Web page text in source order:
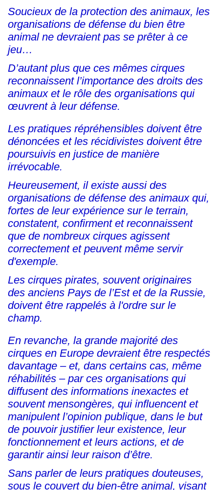
Soucieux de la protection des animaux, les
organisations de défense du bien être
animal ne devraient pas se prêter à ce
jeu…
D’autant plus que ces mêmes cirques
reconnaissent l’importance des droits des
animaux et le rôle des organisations qui
œuvrent à leur défense.
Les pratiques répréhensibles doivent être
dénoncées et les récidivistes doivent être
poursuivis en justice de manière
irrévocable.
Heureusement, il existe aussi des
organisations de défense des animaux qui,
fortes de leur expérience sur le terrain,
constatent, confirment et reconnaissent
que de nombreux cirques agissent
correctement et peuvent même servir
d'exemple.
Les cirques pirates, souvent originaires
des anciens Pays de l’Est et de la Russie,
doivent être rappelés à l'ordre sur le
champ.
En revanche, la grande majorité des
cirques en Europe devraient être respectés
davantage – et, dans certains cas, même
réhabilités – par ces organisations qui
diffusent des informations inexactes et
souvent mensongères, qui influencent et
manipulent l’opinion publique, dans le but
de pouvoir justifier leur existence, leur
fonctionnement et leurs actions, et de
garantir ainsi leur raison d’être.
Sans parler de leurs pratiques douteuses,
sous le couvert du bien-être animal, visant